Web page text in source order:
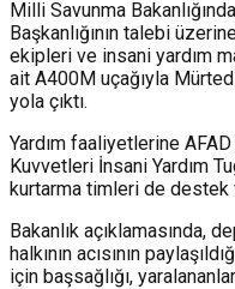
Milli Savunma
Başkanlığının talebi
ekipleri ve insani yardım
ait A400M uçağıyla
yola çıktı.
Yardım faaliyetlerine
Kuvvetleri İnsani Yardım
kurtarma timleri de destek
Bakanlık açıklamasında,
halkının acısının
için başsağlığı,